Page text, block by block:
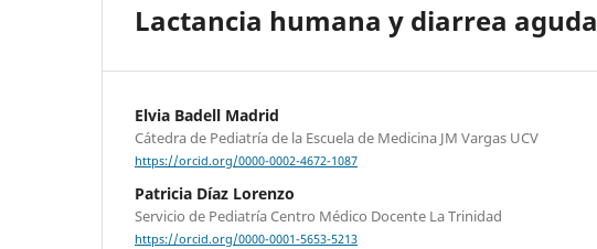
Lactancia humana y diarrea aguda
Elvia Badell Madrid
Cátedra de Pediatría de la Escuela de Medicina JM Vargas UCV
https://orcid.org/0000-0002-4672-1087
Patricia Díaz Lorenzo
Servicio de Pediatría Centro Médico Docente La Trinidad
https://orcid.org/0000-0001-5653-5213